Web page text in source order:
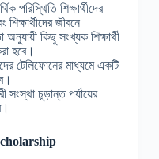
পরিস্থিতি শিক্ষার্থীদের
জীবনে
কিছু সংখ্যক শিক্ষার্থী
হবে।
টেলিফোনের মাধ্যমে একটি
চূড়ান্ত পর্যায়ের